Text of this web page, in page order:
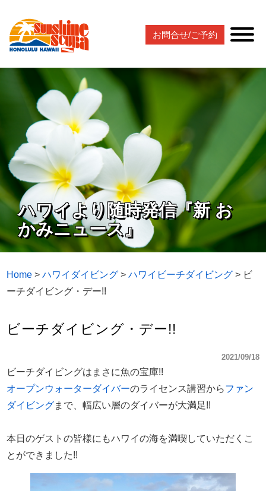
お問合せ/ご予約
ハワイより随時発信『新 お
かみニュース』
Home >ハワイダイビング >ハワイビーチダイビング > ビ
ーチダイビング・デー!!
ビーチダイビング・デー!!
2021/09/18
ビーチダイビングはまさに魚の宝庫!!
オープンウォーターダイバーのライセンス講習からファン
ダイビングまで、幅広い層のダイバーが大満足!!
本日のゲストの皆様にもハワイの海を満喫していただくこ
とができました!!